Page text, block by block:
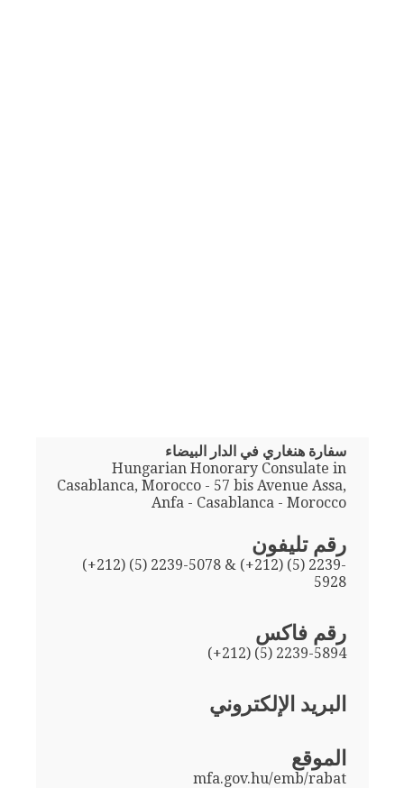
سفارة هنغاري في الدار البيضاء
Hungarian Honorary Consulate in
Casablanca, Morocco - 57 bis Avenue Assa,
Anfa - Casablanca - Morocco
رقم تليفون
(+212) (5) 2239-5078 & (+212) (5) 2239-
5928
رقم فاكس
(+212) (5) 2239-5894
البريد الإلكتروني
الموقع
mfa.gov.hu/emb/rabat